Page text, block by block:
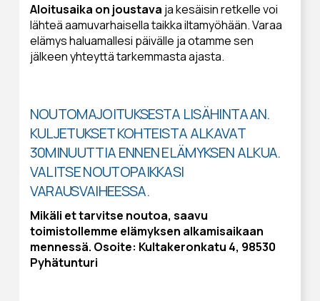
Aloitusaika on joustava ja kesäisin retkelle voi
lähteä aamuvarhaisella taikka iltamyöhään. Varaa
elämys haluamallesi päivälle ja otamme sen
jälkeen yhteyttä tarkemmasta ajasta.
NOUTOMAJOITUKSESTA LISÄHINTAAN.
KULJETUKSET KOHTEISTA ALKAVAT
30MINUUTTIA ENNEN ELÄMYKSEN ALKUA.
VALITSE NOUTOPAIKKASI
VARAUSVAIHEESSA.
Mikäli et tarvitse noutoa, saavu
toimistollemme elämyksen alkamisaikaan
mennessä. Osoite: Kultakeronkatu 4, 98530
Pyhätunturi